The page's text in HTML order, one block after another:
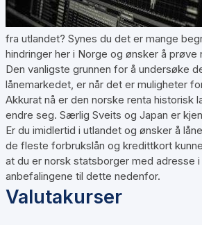
fra utlandet? Synes du det er mange
hindringer her i Norge og ønsker å prøve
Den vanligste grunnen for å undersøke
lånemarkedet, er når det er muligheter
Akkurat nå er den norske renta historisk
endre seg. Særlig Sveits og Japan er
Er du imidlertid i utlandet og ønsker å
de fleste forbrukslån og kredittkort
at du er norsk statsborger med adresse
anbefalingene til dette nedenfor.
Valutakurser